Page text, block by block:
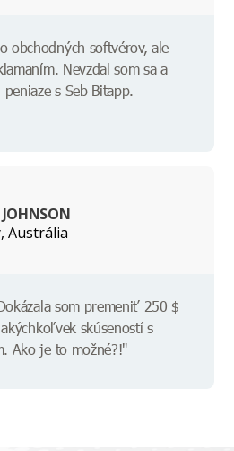
obchodných softvérov, ale
Nevzdal som sa a
s Seb Bitapp.
Austrália
som premeniť 250 $
skúseností s
Ako je to možné?!"